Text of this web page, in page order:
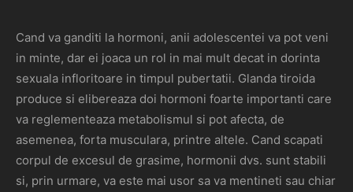
Cand va ganditi la hormoni, anii adolescentei va pot veni
in minte, dar ei joaca un rol in mai mult decat in ​​dorinta
sexuala infloritoare in timpul pubertatii. Glanda tiroida
produce si elibereaza doi hormoni foarte importanti care
va reglementeaza metabolismul si pot afecta, de
asemenea, forta musculara, printre altele. Cand scapati
corpul de excesul de grasime, hormonii dvs. sunt stabili
si, prin urmare, va este mai usor sa va mentineti sau chiar